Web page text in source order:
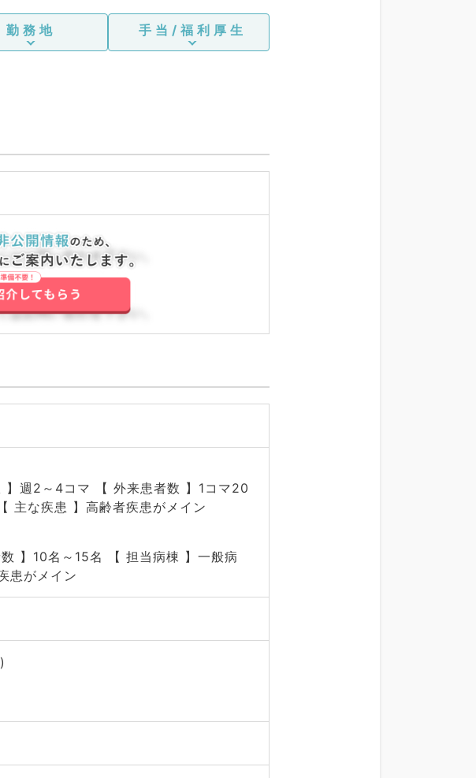
勤務地 手当/福利厚生
はお問い合わせ下さい。
はお問い合わせ下さい。
】週2～4コマ 【 外来患者数 】1コマ20
主な疾患 】高齢者疾患がメイン
】10名～15名 【 担当病棟 】一般病
患がメイン